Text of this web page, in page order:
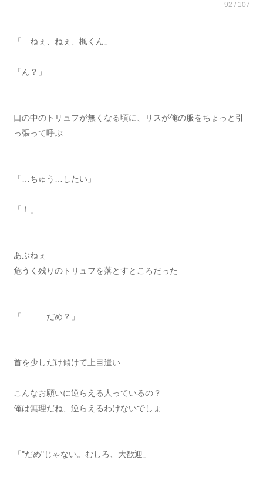
92 / 107
「…ねぇ、ねぇ、楓くん」
「ん？」
口の中のトリュフが無くなる頃に、リスが俺の服をちょっと引
っ張って呼ぶ
「…ちゅう…したい」
「！」
あぶねぇ…
危うく残りのトリュフを落とすところだった
「………だめ？」
首を少しだけ傾けて上目遣い
こんなお願いに逆らえる人っているの？
俺は無理だね、逆らえるわけないでしょ
「"だめ"じゃない。むしろ、大歓迎」